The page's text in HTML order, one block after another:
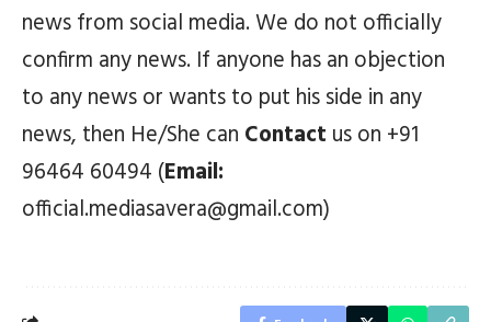
news from social media. We do not officially
confirm any news. If anyone has an objection
to any news or wants to put his side in any
news, then He/She can Contact us on +91
96464 60494 (Email:
official.mediasavera@gmail.com)